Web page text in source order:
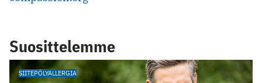
Suosittelemme
SIITEPÖLYALLERGIA